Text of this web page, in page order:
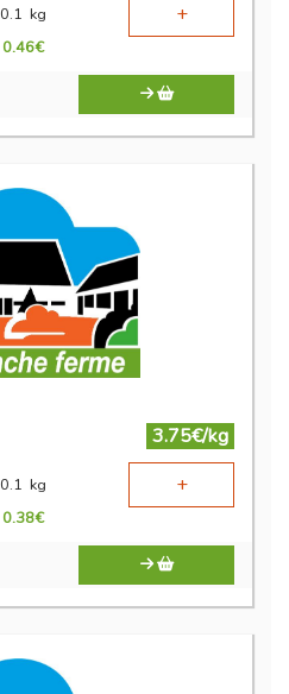
0.1 kg +
0.46€
3.75€/kg
0.1 kg +
0.38€